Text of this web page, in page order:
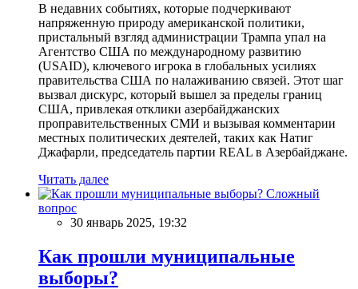
В недавних событиях, которые подчеркивают
напряженную природу американской политики,
пристальный взгляд администрации Трампа упал на
Агентство США по международному развитию
(USAID), ключевого игрока в глобальных усилиях
правительства США по налаживанию связей. Этот шаг
вызвал дискурс, который вышел за пределы границ
США, привлекая отклики азербайджанских
проправительственных СМИ и вызывая комментарии
местных политических деятелей, таких как Натиг
Джафарли, председатель партии REAL в Азербайджане.
Читать далее
Сложный
вопрос
30 январь 2025, 19:32
Как прошли муниципальные
выборы?